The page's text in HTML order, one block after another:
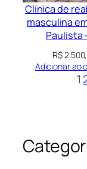
Clínica de
masculina
Paulista
R$
Adicionar ao
1